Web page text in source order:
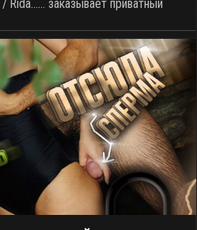
/ Rida…… заказывает приватный